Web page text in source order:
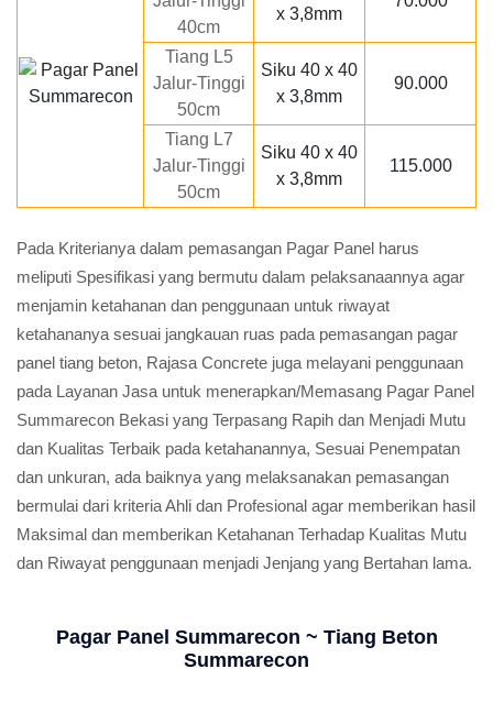
40cm
x 3,8mm
Tiang L5
Jalur-Tinggi
50cm
Siku 40 x 40
x 3,8mm
90.000
Tiang L7
Jalur-Tinggi
50cm
Siku 40 x 40
x 3,8mm
115.000
Pada Kriterianya dalam pemasangan Pagar Panel harus
meliputi Spesifikasi yang bermutu dalam pelaksanaannya agar
menjamin ketahanan dan penggunaan untuk riwayat
ketahananya sesuai jangkauan ruas pada pemasangan pagar
panel tiang beton, Rajasa Concrete juga melayani penggunaan
pada Layanan Jasa untuk menerapkan/Memasang Pagar Panel
Summarecon Bekasi yang Terpasang Rapih dan Menjadi Mutu
dan Kualitas Terbaik pada ketahanannya, Sesuai Penempatan
dan unkuran, ada baiknya yang melaksanakan pemasangan
bermulai dari kriteria Ahli dan Profesional agar memberikan hasil
Maksimal dan memberikan Ketahanan Terhadap Kualitas Mutu
dan Riwayat penggunaan menjadi Jenjang yang Bertahan lama.
Pagar Panel Summarecon ~ Tiang Beton
Summarecon